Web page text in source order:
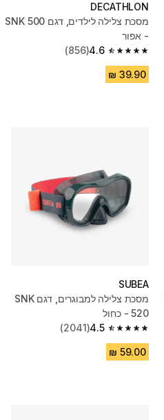
DECATHLON
מסכת צלילה לילדים, דגם SNK 500
- אפור
4.6
4.6 out of 5 stars from 856 reviews
(856)
SUBEA
מסכת צלילה למבוגרים, דגם SNK
520 - כחול
4.5
4.5 out of 5 stars from 2041 reviews
(2041)